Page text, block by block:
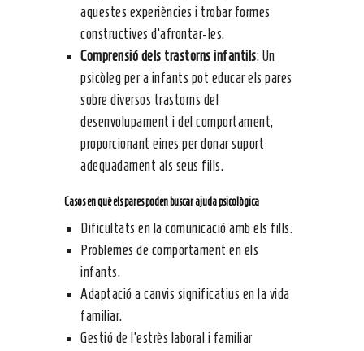
aquestes experiències i trobar formes
constructives d’afrontar-les.
Comprensió dels trastorns infantils: Un
psicòleg per a infants pot educar els pares
sobre diversos trastorns del
desenvolupament i del comportament,
proporcionant eines per donar suport
adequadament als seus fills.
Casos en què els pares poden buscar ajuda psicològica
Dificultats en la comunicació amb els fills.
Problemes de comportament en els
infants.
Adaptació a canvis significatius en la vida
familiar.
Gestió de l’estrès laboral i familiar